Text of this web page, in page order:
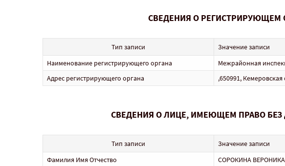
СВЕДЕНИЯ О РЕГИСТРИРУЮЩЕМ
Тип записи
Значение записи
Наименование регистрирующего органа
Межрайонная
Адрес регистрирующего органа
,650991, Кемеровская
СВЕДЕНИЯ О ЛИЦЕ, ИМЕЮЩЕМ ПРАВО
Тип записи
Значение записи
Фамилия Имя Отчество
СОРОКИНА